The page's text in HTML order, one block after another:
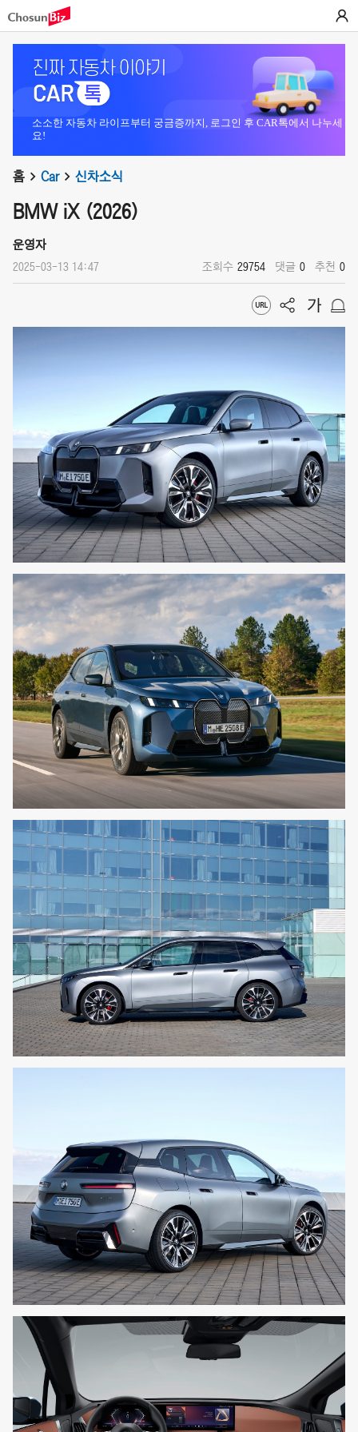
소소한 자동차 라이프부터 궁금증까지, 로그인 후 CAR톡에서 나누세
요!
홈 Car 신차소식
BMW iX (2026)
운영자
2025-03-13 14:47 조회수 29754 댓글 0 추천 0